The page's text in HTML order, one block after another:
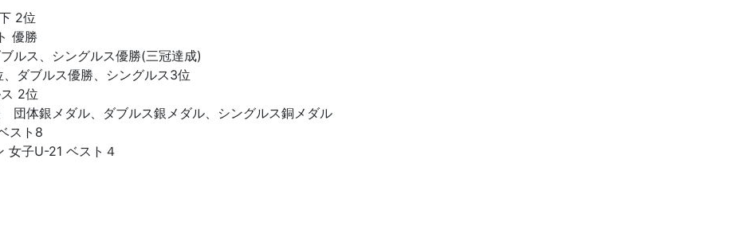
2位
優勝
ス、シングルス優勝(三冠達成)
ダブルス優勝、シングルス3位
2位
銀メダル、ダブルス銀メダル、シングルス銅メダル
ト8
女子U-21 ベスト４